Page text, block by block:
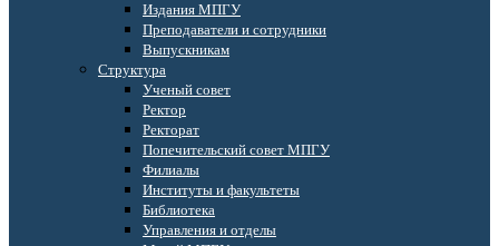
Издания МПГУ
Преподаватели и сотрудники
Выпускникам
Структура
Ученый совет
Ректор
Ректорат
Попечительский совет МПГУ
Филиалы
Институты и факультеты
Библиотека
Управления и отделы